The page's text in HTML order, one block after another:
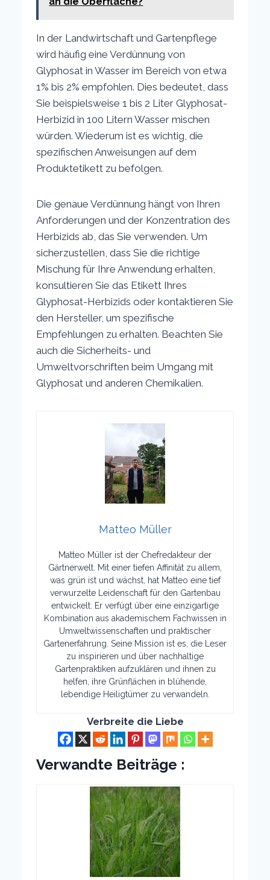
In der Landwirtschaft und Gartenpflege
wird häufig eine Verdünnung von
Glyphosat in Wasser im Bereich von etwa
1% bis 2% empfohlen. Dies bedeutet, dass
Sie beispielsweise 1 bis 2 Liter Glyphosat-
Herbizid in 100 Litern Wasser mischen
würden. Wiederum ist es wichtig, die
spezifischen Anweisungen auf dem
Produktetikett zu befolgen.
Die genaue Verdünnung hängt von Ihren
Anforderungen und der Konzentration des
Herbizids ab, das Sie verwenden. Um
sicherzustellen, dass Sie die richtige
Mischung für Ihre Anwendung erhalten,
konsultieren Sie das Etikett Ihres
Glyphosat-Herbizids oder kontaktieren Sie
den Hersteller, um spezifische
Empfehlungen zu erhalten. Beachten Sie
auch die Sicherheits- und
Umweltvorschriften beim Umgang mit
Glyphosat und anderen Chemikalien.
Matteo Müller
Matteo Müller ist der Chefredakteur der
Gärtnerwelt. Mit einer tiefen Affinität zu allem,
was grün ist und wächst, hat Matteo eine tief
verwurzelte Leidenschaft für den Gartenbau
entwickelt. Er verfügt über eine einzigartige
Kombination aus akademischem Fachwissen in
Umweltwissenschaften und praktischer
Gartenerfahrung. Seine Mission ist es, die Leser
zu inspirieren und über nachhaltige
Gartenpraktiken aufzuklären und ihnen zu
helfen, ihre Grünflächen in blühende,
lebendige Heiligtümer zu verwandeln.
Verbreite die Liebe
Verwandte Beiträge :